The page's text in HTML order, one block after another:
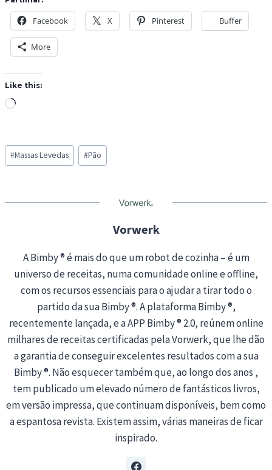
Facebook X Pinterest Buffer
More
Like this:
L
d
i
g
Post
Tags:
#Massas Levedas #Pão
Vorwerk
A Bimby ® é mais do que um robot de cozinha – é um
universo de receitas, numa comunidade online e offline,
com os recursos essenciais para o ajudar a tirar todo o
partido da sua Bimby ®. A plataforma Bimby ®,
recentemente lançada, e a APP Bimby ® 2.0, reúnem online
milhares de receitas certificadas pela Vorwerk, que lhe dão
a garantia de conseguir excelentes resultados com a sua
Bimby ®. Não esquecer também que, ao longo dos anos ,
tem publicado um elevado número de fantásticos livros,
em versão impressa, que continuam disponíveis, bem como
a espantosa revista. Existem assim, várias maneiras de ficar
inspirado.